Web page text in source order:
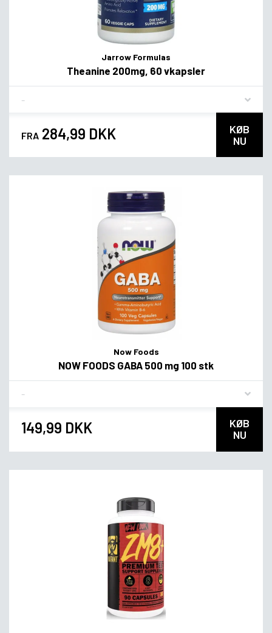
Jarrow Formulas
Theanine 200mg, 60 vkapsler
FRA 284,99 DKK
KØB
NU
Now Foods
NOW FOODS GABA 500 mg 100 stk
149,99 DKK
KØB
NU